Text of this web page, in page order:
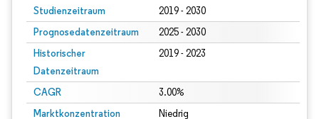
Studienzeitraum 2019 - 2030
Prognosedatenzeitraum 2025 - 2030
Historischer
Datenzeitraum
2019 - 2023
CAGR 3.00%
Marktkonzentration Niedrig